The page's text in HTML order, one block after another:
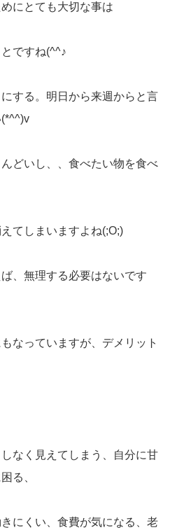
にとても大切な事は
ですね(^^♪
する。明日から来週からと言
どいし、、食べたい物を食べ
てしまいますよね(;O;)
、無理する必要はないです
なっていますが、デメリット
なく見えてしまう、自分に甘
る、
にくい、食費が気になる、老